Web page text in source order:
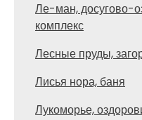
Ле-ман, досугово-
комплекс
Лесные пруды,
Лисья нора, баня
Лукоморье,